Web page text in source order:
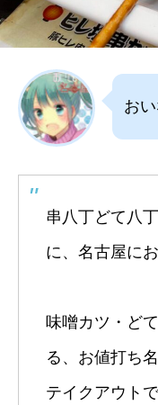
お
串八丁どて八
に、名古屋にお
味噌カツ・ど
る、お値打ち
テイクアウト